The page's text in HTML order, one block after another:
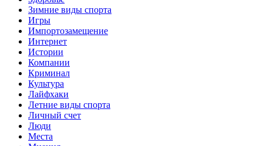
Зимние виды спорта
Игры
Импортозамещение
Интернет
Истории
Компании
Криминал
Культура
Лайфхаки
Летние виды спорта
Личный счет
Люди
Места